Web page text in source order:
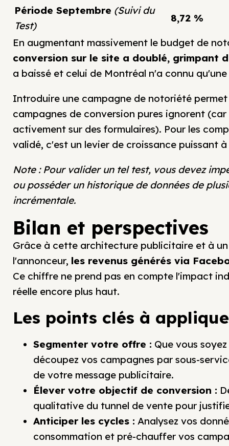
Période Septembre (Suivi du
Test)
8,72 %
En augmentant massivement le budget de
conversion sur le site a doublé, grimpant
a baissé et celui de Montréal n'a connu
Introduire une campagne de notoriété
campagnes de conversion pures ignorent
activement sur des formulaires). Pour les
validé, c'est un levier de croissance puissant
Note : Pour valider un tel test, vous devez
ou posséder un historique de données de
incrémentale.
Bilan et perspectives
Grâce à cette architecture publicitaire et à
l'annonceur, les revenus générés via
Ce chiffre ne prend pas en compte l'impact
réelle encore plus haut.
Les points clés à
Segmenter votre offre : Que vous
découpez vos campagnes par sous-
de votre message publicitaire.
Élever votre objectif de conversion :
qualitative du tunnel de vente pour
Anticiper les cycles : Analysez vos
consommation et pré-chauffer vos